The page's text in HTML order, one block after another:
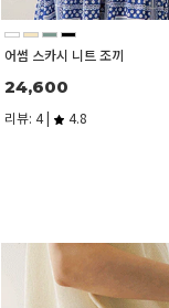
어썸 스카시 니트 조끼
24,600
리뷰: 4 | 4.8